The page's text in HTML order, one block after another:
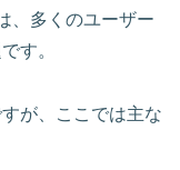
、多くのユーザー
す。
が、ここでは主な